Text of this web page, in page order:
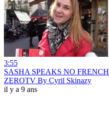
3:55
SASHA SPEAKS NO FRENCH
ZEROTV By Cyril Skinazy
il y a 9 ans